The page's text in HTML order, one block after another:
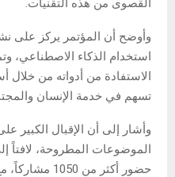
القصوى من هذه التقنيات.
وأوضح أن المؤتمر يركز على
استخدام الذكاء الاصطناعي،
الاستفادة من أدواته من خلال
تسهم في خدمة الإنسان
وأشار إلى أن الإقبال الكبير
الموضوعات المطروحة، لافتاً
حضور أكثر من